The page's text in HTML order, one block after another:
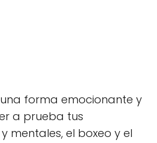
forma emocionante y
a prueba tus
mentales, el boxeo y el